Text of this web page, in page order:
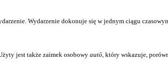
Wydarzenie dokonuje się w jednym ciągu
jest także zaimek osobowy autō, który wskazuje,